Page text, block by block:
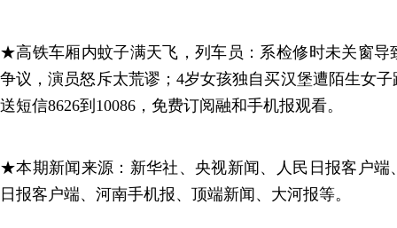
★高铁车厢内蚊子满天飞，列车员：系检修时未关窗导
争议，演员怒斥太荒谬；4岁女孩独自买汉堡遭陌生女
送短信8626到10086，免费订阅融和手机报观看。
★本期新闻来源：新华社、央视新闻、人民日报客户端
日报客户端、河南手机报、顶端新闻、大河报等。